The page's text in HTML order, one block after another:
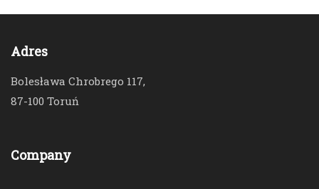
Adres
Bolesława Chrobrego 117,
87-100 Toruń
Company